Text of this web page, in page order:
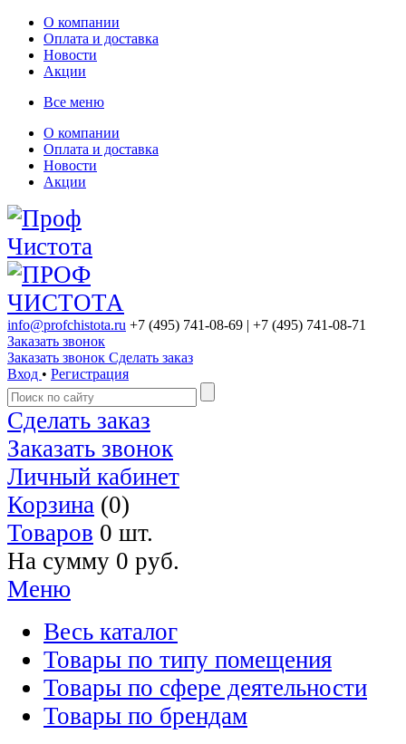
О компании
Оплата и доставка
Новости
Акции
Все меню
О компании
Оплата и доставка
Новости
Акции
info@profchistota.ru +7 (495) 741-08-69 | +7 (495) 741-08-71
Заказать звонок
Заказать звонок Сделать заказ
Вход • Регистрация
Сделать заказ
Заказать звонок
Личный кабинет
Корзина (0)
Товаров 0 шт.
На сумму 0 руб.
Меню
Весь каталог
Товары по типу помещения
Товары по сфере деятельности
Товары по брендам